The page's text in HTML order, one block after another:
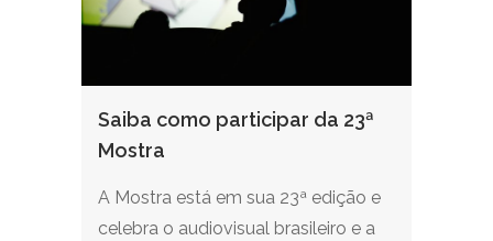
Saiba como participar da 23ª
Mostra
A Mostra está em sua 23ª edição e
celebra o audiovisual brasileiro e a